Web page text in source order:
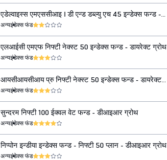
एडेल्वाइस्स एमएससीआइ I डी एन्ड डब्ल्यु एच 45 इन्डेक्स फन्ड -
डीआइआर ग्रोथ
अन्यइंडेक्स फंड
एलआईसी एमएफ निफ्टी नेक्स्ट 50 इन्डेक्स फन्ड - डायरेक्ट ग्रोथ
अन्यइंडेक्स फंड
आयसीआयसीआय प्रु निफ्टी नेक्स्ट 50 इन्डेक्स फन्ड - डायरेक्ट
ग्रोथ
अन्यइंडेक्स फंड
सुन्दरम निफ्टी 100 ईक्वल वेट फन्ड - डीआइआर ग्रोथ
अन्यइंडेक्स फंड
निप्पोन इन्डीया इन्डेक्स फन्ड - निफ्टी 50 प्लान - डीआइआर ग्रोथ
अन्यइंडेक्स फंड